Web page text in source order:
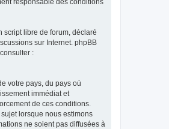
script libre de forum, déclaré
sur Internet. phpBB
:
votre pays, du pays où
immédiat et
de ces conditions.
lorsque nous estimons
ne soient pas diffusées à